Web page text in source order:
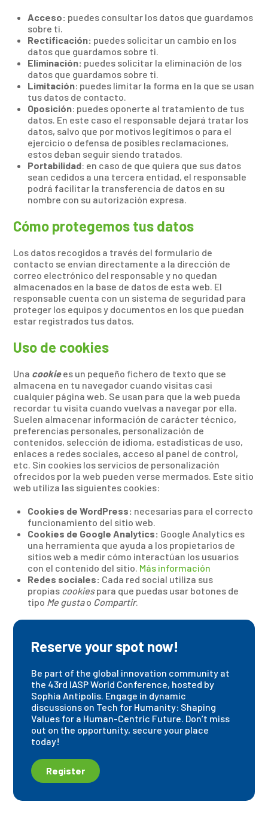
Acceso: puedes consultar los datos que guardamos
sobre ti.
Rectificación: puedes solicitar un cambio en los
datos que guardamos sobre ti.
Eliminación: puedes solicitar la eliminación de los
datos que guardamos sobre ti.
Limitación: puedes limitar la forma en la que se usan
tus datos de contacto.
Oposición: puedes oponerte al tratamiento de tus
datos. En este caso el responsable dejará tratar los
datos, salvo que por motivos legítimos o para el
ejercicio o defensa de posibles reclamaciones,
estos deban seguir siendo tratados.
Portabilidad: en caso de que quiera que sus datos
sean cedidos a una tercera entidad, el responsable
podrá facilitar la transferencia de datos en su
nombre con su autorización expresa.
Cómo protegemos tus datos
Los datos recogidos a través del formulario de
contacto se envían directamente a la dirección de
correo electrónico del responsable y no quedan
almacenados en la base de datos de esta web. El
responsable cuenta con un sistema de seguridad para
proteger los equipos y documentos en los que puedan
estar registrados tus datos.
Uso de cookies
Una cookiees un pequeño fichero de texto que se
almacena en tu navegador cuando visitas casi
cualquier página web. Se usan para que la web pueda
recordar tu visita cuando vuelvas a navegar por ella.
Suelen almacenar información de carácter técnico,
preferencias personales, personalización de
contenidos, selección de idioma, estadísticas de uso,
enlaces a redes sociales, acceso al panel de control,
etc. Sin cookies los servicios de personalización
ofrecidos por la web pueden verse mermados. Este sitio
web utiliza las siguientes cookies:
Cookies de WordPress: necesarias para el correcto
funcionamiento del sitio web.
Cookies de Google Analytics: Google Analytics es
una herramienta que ayuda a los propietarios de
sitios web a medir cómo interactúan los usuarios
con el contenido del sitio. Más información
Redes sociales: Cada red social utiliza sus
propias cookiespara que puedas usar botones de
tipo Me gustao Compartir.
Reserve your spot now!
Be part of the global innovation community at
the 43rd IASP World Conference, hosted by
Sophia Antipolis. Engage in dynamic
discussions on Tech for Humanity: Shaping
Values for a Human-Centric Future. Don’t miss
out on the opportunity, secure your place
today!
Register